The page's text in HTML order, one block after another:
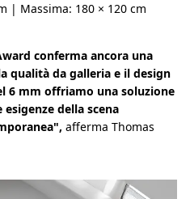
| Massima: 180 × 120 cm
conferma ancora una
qualità da galleria e il design
6 mm offriamo una soluzione
della scena
afferma Thomas